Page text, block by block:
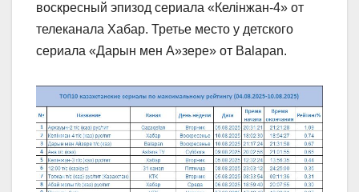
воскресный эпизод сериала «Келінжан-4» от
телеканала Хабар. Третье место у детского
сериала «Дарын мен А»зере» от Balapan.